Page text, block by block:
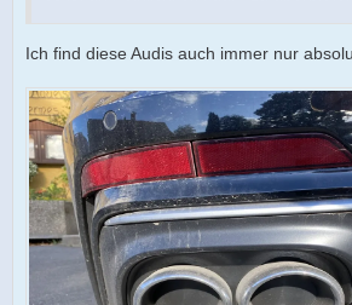
Ich find diese Audis auch immer nur